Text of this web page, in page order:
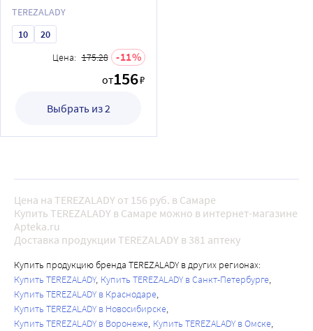
ЖЕНЩИН MINI
TEREZALADY
10
20
Цена: 175.28
11
от156₽
Выбрать из 2
Цена на TEREZALADY от 156 руб. в Самаре
Купить TEREZALADY в Самаре можно в интернет-магазине
Apteka.ru
Доставка продукции TEREZALADY в 381 аптеку
Купить продукцию бренда TEREZALADY в других регионах:
Купить TEREZALADY Купить TEREZALADY в Санкт-Петербурге
Купить TEREZALADY в Краснодаре
Купить TEREZALADY в Новосибирске
Купить TEREZALADY в Воронеже Купить TEREZALADY в Омске